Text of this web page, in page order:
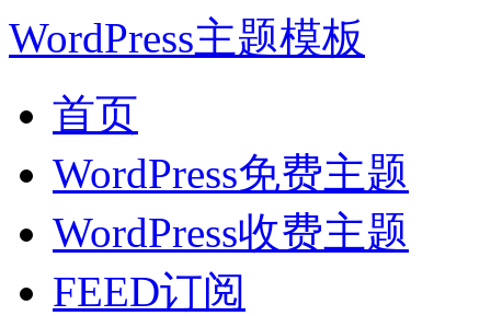
WordPress主题模板
首页
WordPress免费主题
WordPress收费主题
FEED订阅